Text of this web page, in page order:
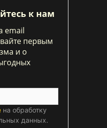
к нам
email
первым
и о
на обработку
данных.